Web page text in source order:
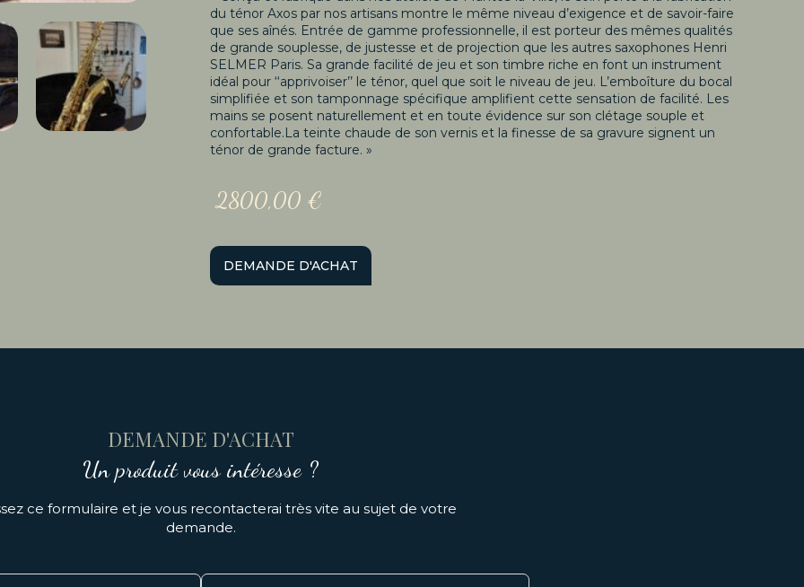
du ténor Axos par nos artisans montre le même niveau d’exigence et de savoir-faire
que ses aînés. Entrée de gamme professionnelle, il est porteur des mêmes qualités
de grande souplesse, de justesse et de projection que les autres saxophones Henri
SELMER Paris. Sa grande facilité de jeu et son timbre riche en font un instrument
idéal pour ‘‘apprivoiser’’ le ténor, quel que soit le niveau de jeu. L’emboîture du bocal
simplifiée et son tamponnage spécifique amplifient cette sensation de facilité. Les
mains se posent naturellement et en toute évidence sur son clétage souple et
confortable.La teinte chaude de son vernis et la finesse de sa gravure signent un
ténor de grande facture. »
2800,00 €
DEMANDE D'ACHAT
DEMANDE D'ACHAT
Un produit vous intéresse ?
ce formulaire et je vous recontacterai très vite au sujet de votre
demande.